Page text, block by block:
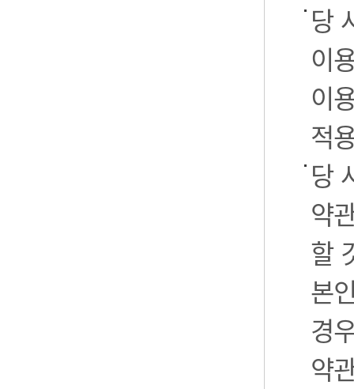
당
이
이
적
당
약
할
본
경
약